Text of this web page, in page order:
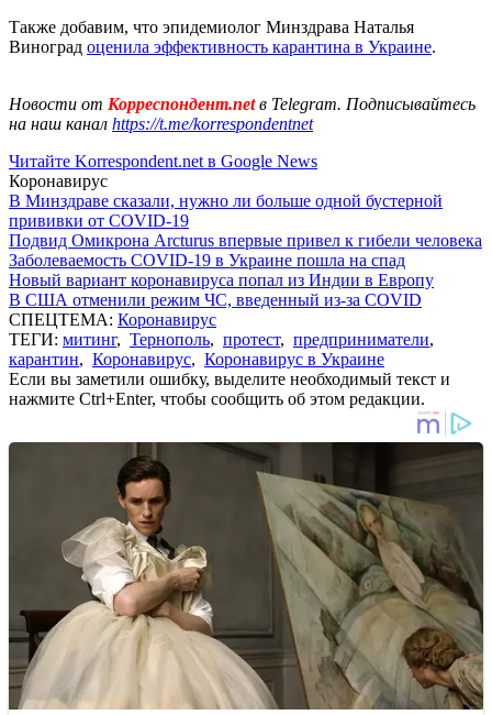
Также добавим, что эпидемиолог Минздрава Наталья
Виноград оценила эффективность карантина в Украине.
Новости от Корреспондент.netв Telegram. Подписывайтесь
на наш канал https://t.me/korrespondentnet
Читайте Korrespondent.net в Google News
Коронавирус
В Минздраве сказали, нужно ли больше одной бустерной
прививки от COVID-19
Подвид Омикрона Arcturus впервые привел к гибели человека
Заболеваемость COVID-19 в Украине пошла на спад
Новый вариант коронавируса попал из Индии в Европу
В США отменили режим ЧС, введенный из-за COVID
СПЕЦТЕМА: Коронавирус
ТЕГИ: митинг, Тернополь, протест, предприниматели,
карантин, Коронавирус, Коронавирус в Украине
Если вы заметили ошибку, выделите необходимый текст и
нажмите Ctrl+Enter, чтобы сообщить об этом редакции.